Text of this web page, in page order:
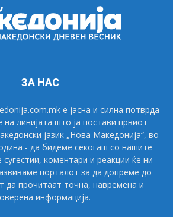
ЗА НАС
е јасна и силна потврда
на линијата што ја постави првиот
јазик „Нова Македонија“, во
- да бидеме секогаш со нашите
коментари и реакции ќе ни
порталот за да допреме до
да прочитаат точна, навремена и
информација.